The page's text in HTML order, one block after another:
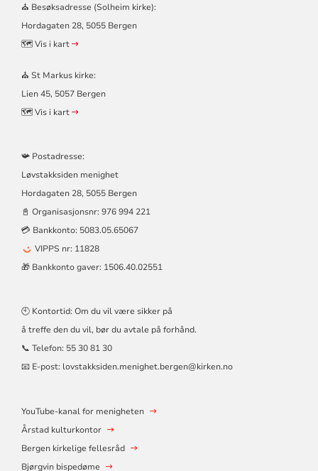
⛪ Besøksadresse (Solheim kirke):
Hordagaten 28, 5055 Bergen
🗺️ Vis i kart
⛪ St Markus kirke:
Lien 45, 5057 Bergen
🗺️ Vis i kart
📯 Postadresse:
Løvstakksiden menighet
Hordagaten 28, 5055 Bergen
📓 Organisasjonsnr: 976 994 221
💳 Bankkonto: 5083.05.65067
VIPPS nr: 11828
🎁 Bankkonto gaver: 1506.40.02551
🕙 Kontortid: Om du vil være sikker på
å treffe den du vil, bør du avtale på forhånd.
📞 Telefon: 55 30 81 30
📧 E-post: lovstakksiden.menighet.bergen@kirken.no
YouTube-kanal for menigheten
Årstad kulturkontor
Bergen kirkelige fellesråd
Bjørgvin bispedøme